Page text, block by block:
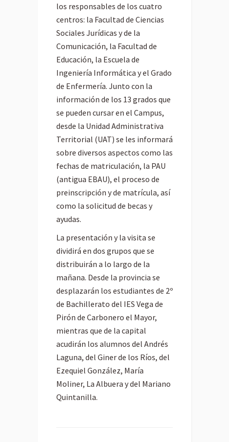
los responsables de los cuatro
centros: la Facultad de Ciencias
Sociales Jurídicas y de la
Comunicación, la Facultad de
Educación, la Escuela de
Ingeniería Informática y el Grado
de Enfermería. Junto con la
información de los 13 grados que
se pueden cursar en el Campus,
desde la Unidad Administrativa
Territorial (UAT) se les informará
sobre diversos aspectos como las
fechas de matriculación, la PAU
(antigua EBAU), el proceso de
preinscripción y de matrícula, así
como la solicitud de becas y
ayudas.
La presentación y la visita se
dividirá en dos grupos que se
distribuirán a lo largo de la
mañana. Desde la provincia se
desplazarán los estudiantes de 2º
de Bachillerato del IES Vega de
Pirón de Carbonero el Mayor,
mientras que de la capital
acudirán los alumnos del Andrés
Laguna, del Giner de los Ríos, del
Ezequiel González, María
Moliner, La Albuera y del Mariano
Quintanilla.